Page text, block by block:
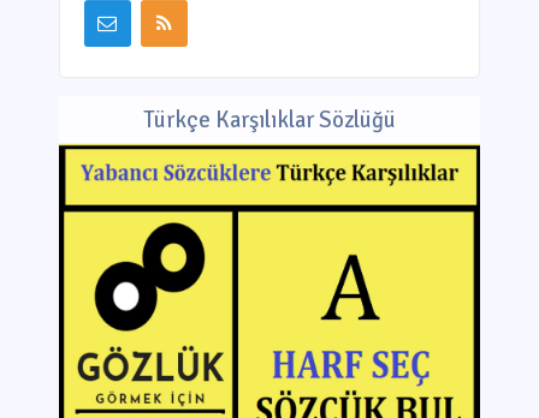
Türkçe Karşılıklar Sözlüğü